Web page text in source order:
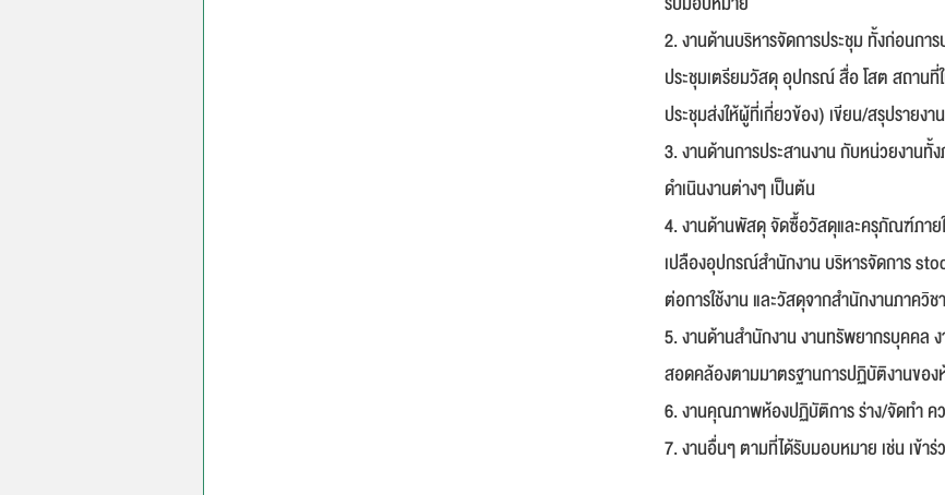
2. งานด้านบริหารจัดการประชุม ทั้งก่อนกา
ประชุมเตรียมวัสดุ อุปกรณ์ สื่อ โสต สถานที่
ประชุมส่งให้ผู้ที่เกี่ยวข้อง) เขียน/สรุปรายง
3. งานด้านการประสานงาน กับหน่วยงาน
ดำเนินงานต่างๆ เป็นต้น
4. งานด้านพัสดุ จัดซื้อวัสดุและครุภัณฑ์ภา
เปลืองอุปกรณ์สำนักงาน บริหารจัดการ
ต่อการใช้งาน และวัสดุจากสำนักงานภาควิ
5. งานด้านสำนักงาน งานทรัพยากรบุคคล
สอดคล้องตามมาตรฐานการปฏิบัติงานขอ
6. งานคุณภาพห้องปฏิบัติการ ร่าง/จัดทำ
7. งานอื่นๆ ตามที่ได้รับมอบหมาย เช่น เข้า